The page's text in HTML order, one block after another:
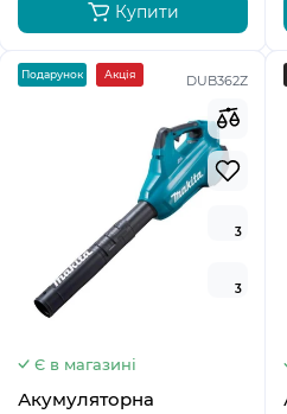
Купити
DUB362Z
Подарунок Акція
3
3
Є в магазині
Акумуляторна